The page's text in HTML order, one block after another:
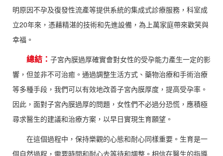
明原因不孕及復發性流產等提供系統的集成式診療服務，科室成
立20年來，憑藉精湛的技術和先進設備，為上萬家庭帶來歡笑與
幸福。
總結： 子宮內膜過厚確實會對女性的受孕能力產生一定的影
響，但並非不可治癒。通過調整生活方式、藥物治療和手術治療
等多種手段，我們可以有效地改善子宮內膜厚度，提高受孕率。
因此，面對子宮內膜過厚的問題，女性們不必過分恐慌，應積極
尋求醫生的建議和治療方案，以早日實現生育願望。
在這個過程中，保持樂觀的心態和耐心同樣重要。生育是一
個自然過程，需要時間和耐心去等待和調整。相信在醫生的指導